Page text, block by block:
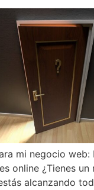
mi negocio web:
online ¿Tienes
alcanzando